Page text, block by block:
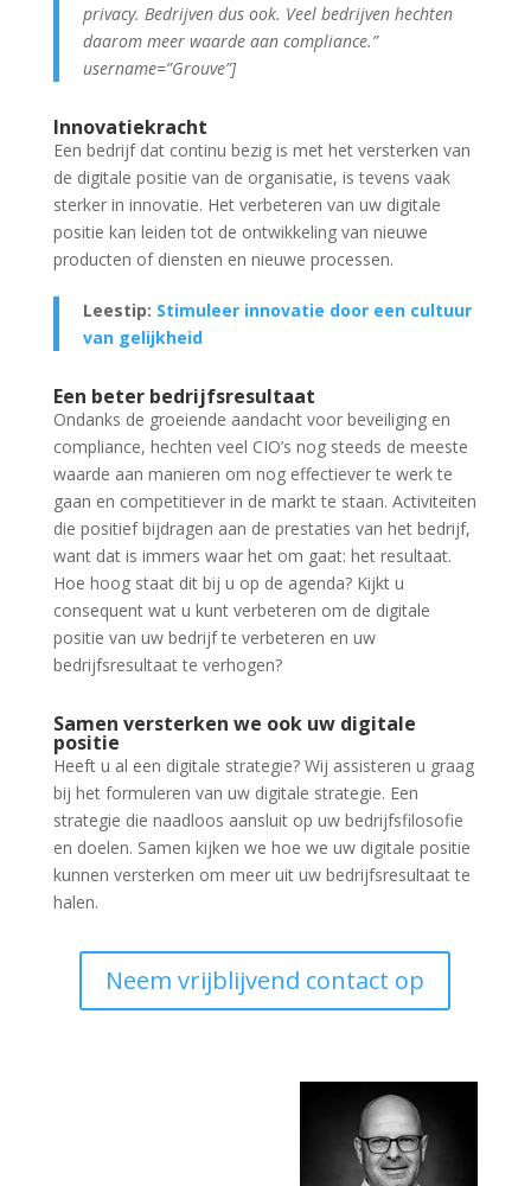
privacy. Bedrijven dus ook. Veel bedrijven hechten
daarom meer waarde aan compliance.”
username=”Grouve”]
Innovatiekracht
Een bedrijf dat continu bezig is met het versterken van
de digitale positie van de organisatie, is tevens vaak
sterker in innovatie. Het verbeteren van uw digitale
positie kan leiden tot de ontwikkeling van nieuwe
producten of diensten en nieuwe processen.
Leestip: Stimuleer innovatie door een cultuur
van gelijkheid
Een beter bedrijfsresultaat
Ondanks de groeiende aandacht voor beveiliging en
compliance, hechten veel CIO’s nog steeds de meeste
waarde aan manieren om nog effectiever te werk te
gaan en competitiever in de markt te staan. Activiteiten
die positief bijdragen aan de prestaties van het bedrijf,
want dat is immers waar het om gaat: het resultaat.
Hoe hoog staat dit bij u op de agenda? Kijkt u
consequent wat u kunt verbeteren om de digitale
positie van uw bedrijf te verbeteren en uw
bedrijfsresultaat te verhogen?
Samen versterken we ook uw digitale
positie
Heeft u al een digitale strategie? Wij assisteren u graag
bij het formuleren van uw digitale strategie. Een
strategie die naadloos aansluit op uw bedrijfsfilosofie
en doelen. Samen kijken we hoe we uw digitale positie
kunnen versterken om meer uit uw bedrijfsresultaat te
halen.
Neem vrijblijvend contact op